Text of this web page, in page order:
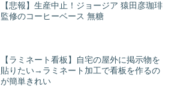
【悲報】生産中止！ジョージア 猿田彦珈琲
監修のコーヒーベース 無糖
【ラミネート看板】自宅の屋外に掲示物を
貼りたい→ラミネート加工で看板を作るの
が簡単きれい